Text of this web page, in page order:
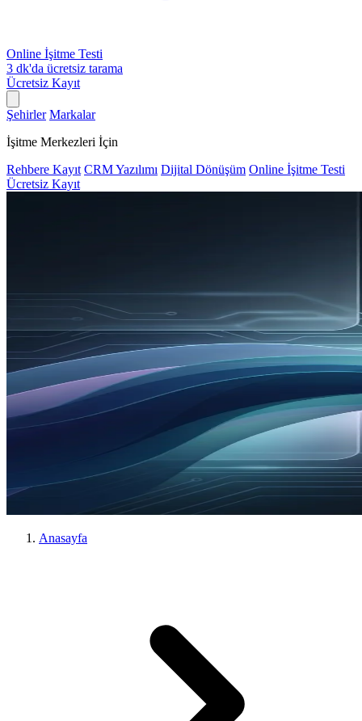
Online İşitme Testi
3 dk'da ücretsiz tarama
Ücretsiz Kayıt
Şehirler Markalar
İşitme Merkezleri İçin
Rehbere Kayıt CRM Yazılımı Dijital Dönüşüm Online İşitme Testi
Ücretsiz Kayıt
Anasayfa